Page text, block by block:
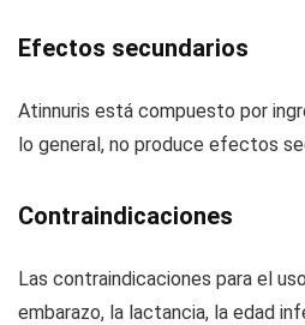
Efectos secundarios
Atinnuris está compuesto por
lo general, no produce efectos
Contraindicaciones
Las contraindicaciones para el
embarazo, la lactancia, la edad